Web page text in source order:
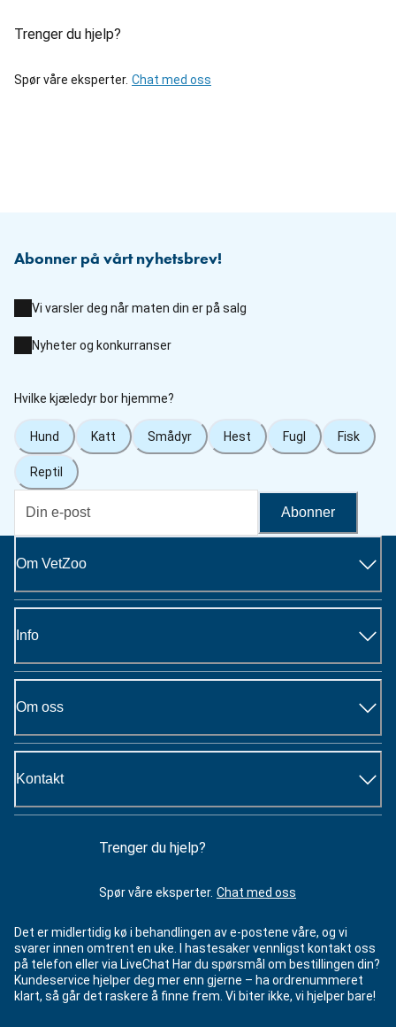
Trenger du hjelp?
Spør våre eksperter. Chat med oss
Abonner på vårt nyhetsbrev!
Vi varsler deg når maten din er på salg
Nyheter og konkurranser
Hvilke kjæledyr bor hjemme?
Hund Katt Smådyr Hest Fugl Fisk
Reptil
Abonner
Om VetZoo
Info
Om oss
Kontakt
Trenger du hjelp?
Spør våre eksperter. Chat med oss
Det er midlertidig kø i behandlingen av e-postene våre, og vi
svarer innen omtrent en uke. I hastesaker vennligst kontakt oss
på telefon eller via LiveChat Har du spørsmål om bestillingen din?
Kundeservice hjelper deg mer enn gjerne – ha ordrenummeret
klart, så går det raskere å finne frem. Vi biter ikke, vi hjelper bare!